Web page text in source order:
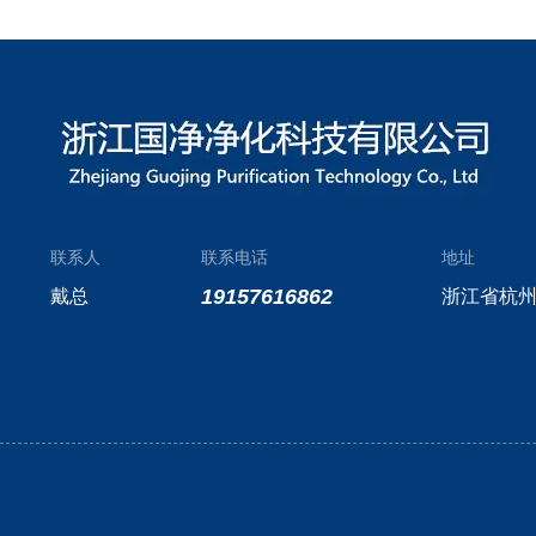
联系人
戴总
联系电话
19157616862
地址
浙江省杭